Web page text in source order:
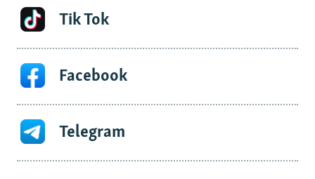
Tik Tok
Facebook
Telegram